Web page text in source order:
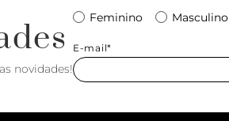
novidades!
Feminino Masculino
E-mail*